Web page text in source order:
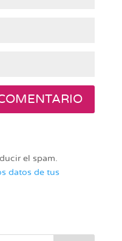
el spam.
datos de tus